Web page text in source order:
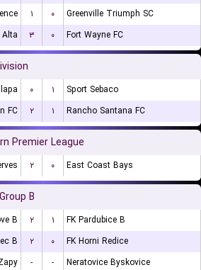
۱ ۰
Greenville Triumph SC
۳ ۰ Fort Wayne FC
۰ ۱
Sport Sebaco
FC
۲ ۱ Rancho Santana FC
Premier League
۲ ۰ East Coast Bays
B
B ۲ ۱
FK Pardubice B
B
۲ ۰
FK Horni Redice
- -
Neratovice Byskovice